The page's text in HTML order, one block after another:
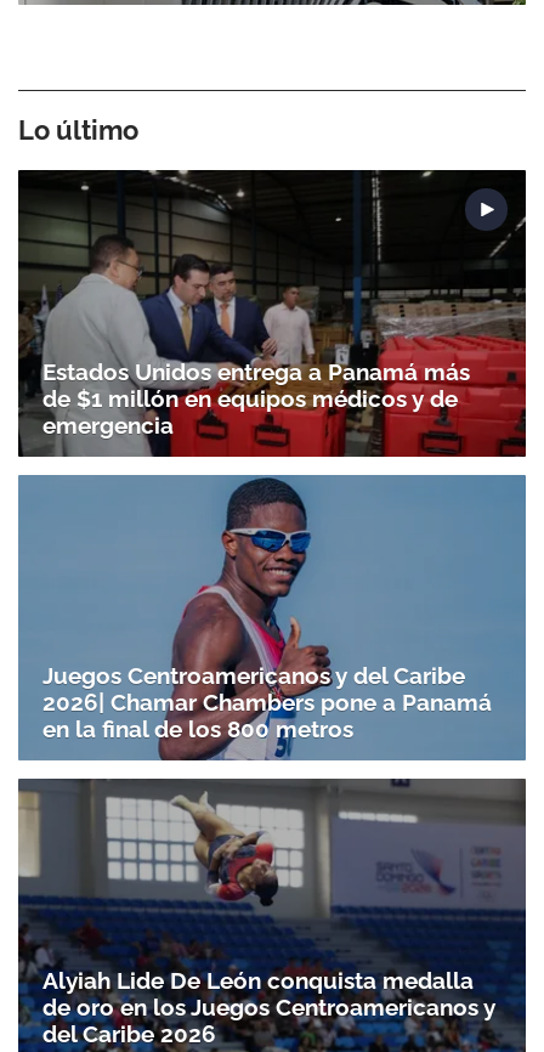
Lo último
Estados Unidos entrega a Panamá más
de $1 millón en equipos médicos y de
emergencia
Juegos Centroamericanos y del Caribe
2026| Chamar Chambers pone a Panamá
en la final de los 800 metros
Alyiah Lide De León conquista medalla
de oro en los Juegos Centroamericanos y
del Caribe 2026